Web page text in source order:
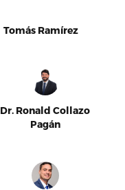
Tomás Ramírez
Dr. Ronald Collazo
Pagán